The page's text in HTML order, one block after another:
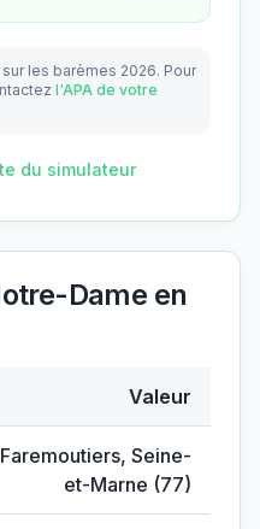
les barèmes 2026. Pour
l'APA de votre
du simulateur
Dame en
Valeur
Faremoutiers, Seine-
et-Marne (77)